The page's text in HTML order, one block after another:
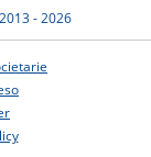
- 2026